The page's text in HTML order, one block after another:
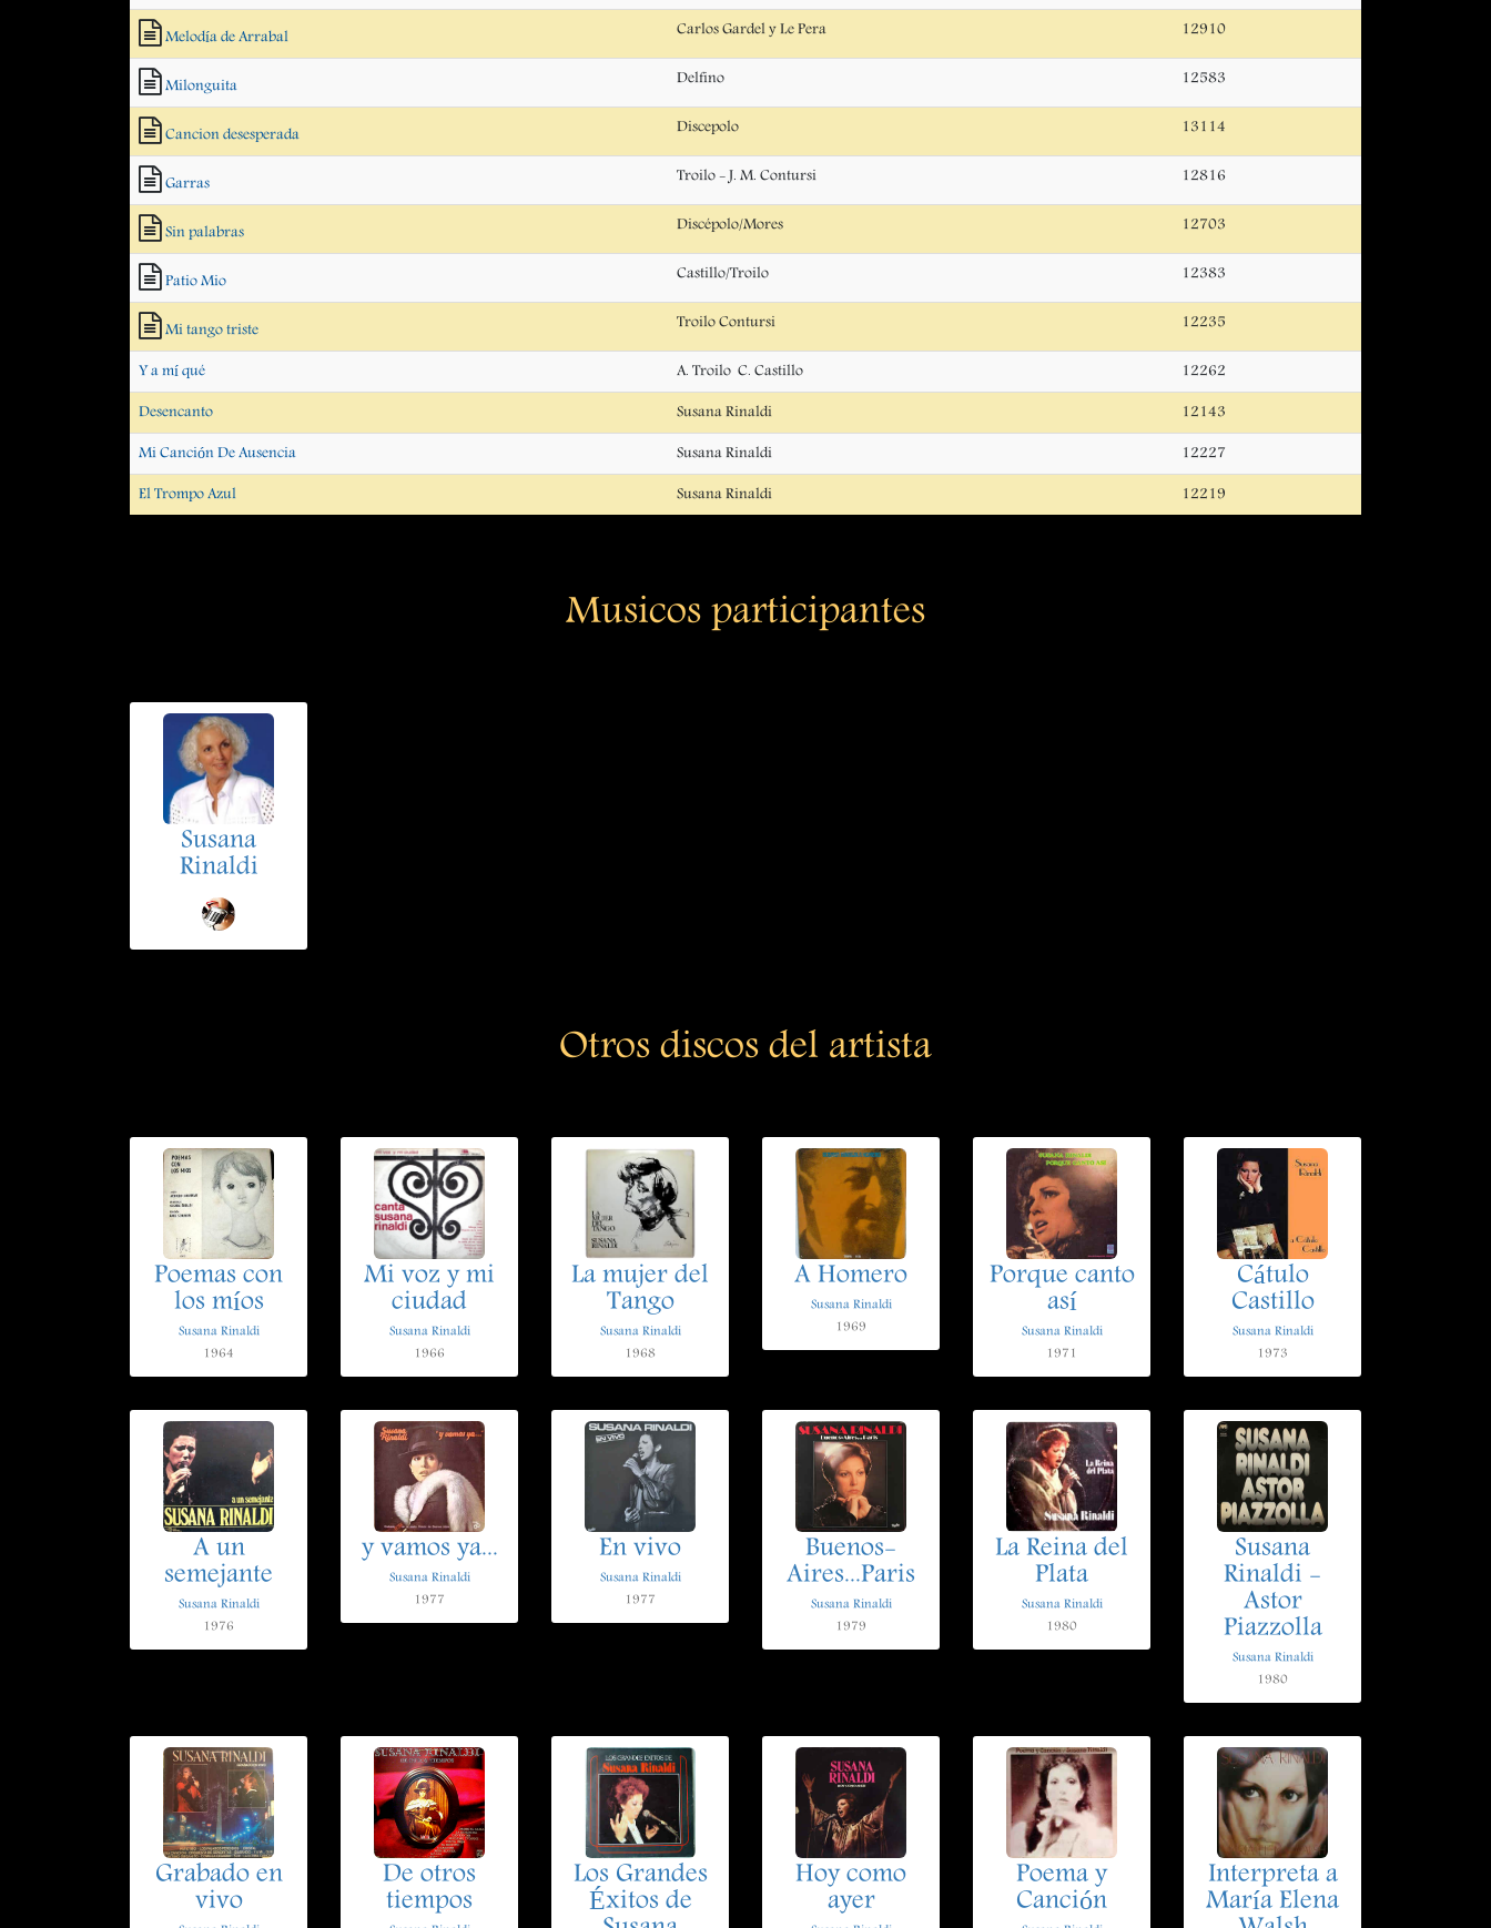
Melodía de Arrabal Carlos Gardel y Le Pera 12910
Milonguita Delfino 12583
Cancion desesperada Discepolo 13114
Garras Troilo - J. M. Contursi 12816
Sin palabras Discépolo/Mores 12703
Patio Mio Castillo/Troilo 12383
Mi tango triste Troilo Contursi 12235
Y a mí qué A. Troilo  C. Castillo 12262
Desencanto Susana Rinaldi 12143
Mi Canción De Ausencia Susana Rinaldi 12227
El Trompo Azul Susana Rinaldi 12219
Musicos participantes
Susana
Rinaldi
Otros discos del artista
Poemas con
los míos
Susana Rinaldi
1964
Mi voz y mi
ciudad
Susana Rinaldi
1966
La mujer del
Tango
Susana Rinaldi
1968
A Homero
Susana Rinaldi
1969
Porque canto
así
Susana Rinaldi
1971
Cátulo
Castillo
Susana Rinaldi
1973
A un
semejante
Susana Rinaldi
1976
y vamos ya...
Susana Rinaldi
1977
En vivo
Susana Rinaldi
1977
Buenos-
Aires...Paris
Susana Rinaldi
1979
La Reina del
Plata
Susana Rinaldi
1980
Susana
Rinaldi -
Astor
Piazzolla
Susana Rinaldi
1980
Grabado en
vivo
De otros
tiempos
Los Grandes
Éxitos de
Hoy como
ayer
Poema y
Canción
Interpreta a
María Elena